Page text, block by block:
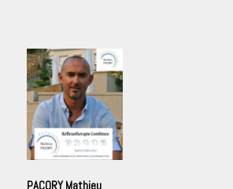
PACORY Mathieu